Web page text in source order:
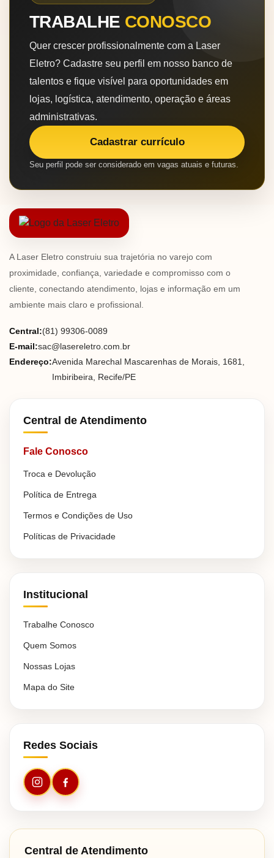
TRABALHE CONOSCO
Quer crescer profissionalmente com a Laser
Eletro? Cadastre seu perfil em nosso banco de
talentos e fique visível para oportunidades em
lojas, logística, atendimento, operação e áreas
administrativas.
Cadastrar currículo
Seu perfil pode ser considerado em vagas atuais e futuras.
A Laser Eletro construiu sua trajetória no varejo com
proximidade, confiança, variedade e compromisso com o
cliente, conectando atendimento, lojas e informação em um
ambiente mais claro e profissional.
Central:(81) 99306-0089
E-mail:sac@lasereletro.com.br
Endereço:Avenida Marechal Mascarenhas de Morais, 1681,
Imbiribeira, Recife/PE
Central de Atendimento
Fale Conosco
Troca e Devolução
Política de Entrega
Termos e Condições de Uso
Políticas de Privacidade
Institucional
Trabalhe Conosco
Quem Somos
Nossas Lojas
Mapa do Site
Redes Sociais
Central de Atendimento